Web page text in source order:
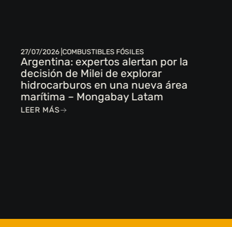
27/07/2026 | COMBUSTIBLES FÓSILES
Argentina: expertos alertan por la
decisión de Milei de explorar
hidrocarburos en una nueva área
marítima – Mongabay Latam
LEER MÁS